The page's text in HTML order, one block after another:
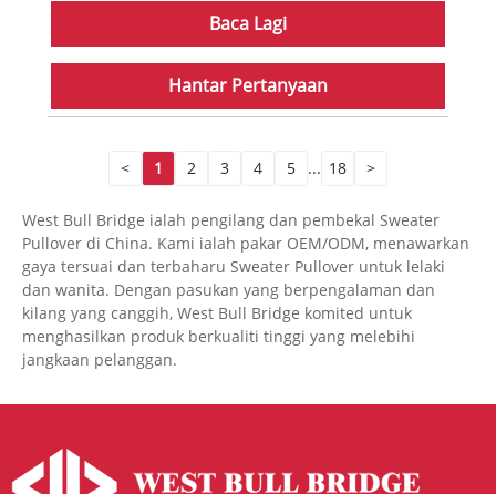
Baca Lagi
Hantar Pertanyaan
< 1 2 3 4 5 ... 18 >
West Bull Bridge ialah pengilang dan pembekal Sweater
Pullover di China. Kami ialah pakar OEM/ODM, menawarkan
gaya tersuai dan terbaharu Sweater Pullover untuk lelaki
dan wanita. Dengan pasukan yang berpengalaman dan
kilang yang canggih, West Bull Bridge komited untuk
menghasilkan produk berkualiti tinggi yang melebihi
jangkaan pelanggan.